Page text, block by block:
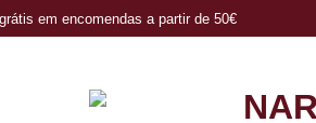
em encomendas a partir de 50€